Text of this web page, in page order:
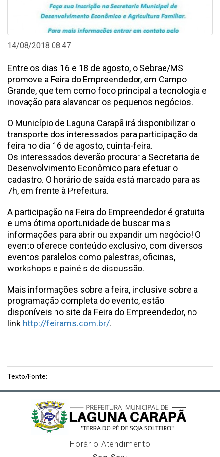
14/08/2018 08:47
Entre os dias 16 e 18 de agosto, o Sebrae/MS
promove a Feira do Empreendedor, em Campo
Grande, que tem como foco principal a tecnologia e
inovação para alavancar os pequenos negócios.
O Município de Laguna Carapã irá disponibilizar o
transporte dos interessados para participação da
feira no dia 16 de agosto, quinta-feira.
Os interessados deverão procurar a Secretaria de
Desenvolvimento Econômico para efetuar o
cadastro. O horário de saída está marcado para as
7h, em frente à Prefeitura.
A participação na Feira do Empreendedor é gratuita
e uma ótima oportunidade de buscar mais
informações para abrir ou expandir um negócio! O
evento oferece conteúdo exclusivo, com diversos
eventos paralelos como palestras, oficinas,
workshops e painéis de discussão.
Mais informações sobre a feira, inclusive sobre a
programação completa do evento, estão
disponíveis no site da Feira do Empreendedor, no
link http://feirams.com.br/.
Texto/Fonte:
Horário Atendimento